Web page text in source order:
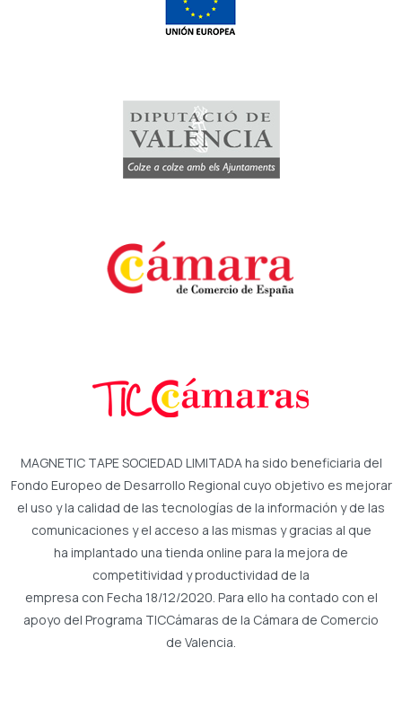
MAGNETIC TAPE SOCIEDAD LIMITADA ha sido beneficiaria del
Fondo Europeo de Desarrollo Regional cuyo objetivo es mejorar
el uso y la calidad de las tecnologías de la información y de las
comunicaciones y el acceso a las mismas y gracias al que
ha implantado una tienda online para la mejora de
competitividad y productividad de la
empresa con Fecha 18/12/2020. Para ello ha contado con el
apoyo del Programa TICCámaras de la Cámara de Comercio
de Valencia.